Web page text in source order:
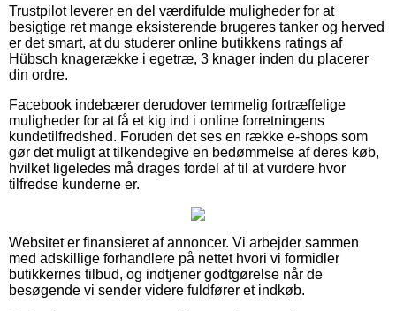
Trustpilot leverer en del værdifulde muligheder for at
besigtige ret mange eksisterende brugeres tanker og herved
er det smart, at du studerer online butikkens ratings af
Hübsch knagerække i egetræ, 3 knager inden du placerer
din ordre.
Facebook indebærer derudover temmelig fortræffelige
muligheder for at få et kig ind i online forretningens
kundetilfredshed. Foruden det ses en række e-shops som
gør det muligt at tilkendegive en bedømmelse af deres køb,
hvilket ligeledes må drages fordel af til at vurdere hvor
tilfredse kunderne er.
Websitet er finansieret af annoncer. Vi arbejder sammen
med adskillige forhandlere på nettet hvori vi formidler
butikkernes tilbud, og indtjener godtgørelse når de
besøgende vi sender videre fuldfører et indkøb.